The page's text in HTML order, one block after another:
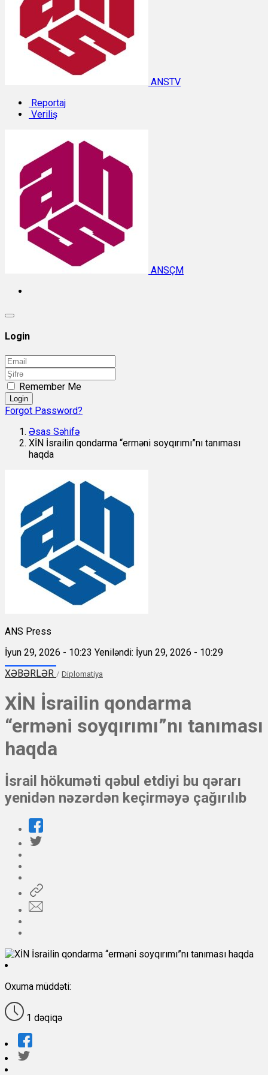
ANSTV
Reportaj
Veriliş
ANSÇM
Login
Remember Me
Login
Forgot Password?
Əsas Səhifə
XİN İsrailin qondarma “erməni soyqırımı”nı tanıması
haqda
ANS Press
İyun 29, 2026 - 10:23 Yeniləndi: İyun 29, 2026 - 10:29
XƏBƏRLƏR / Diplomatiya
XİN İsrailin qondarma
“erməni soyqırımı”nı tanıması
haqda
İsrail hökuməti qəbul etdiyi bu qərarı
yenidən nəzərdən keçirməyə çağırılıb
Oxuma müddəti:
1 dəqiqə